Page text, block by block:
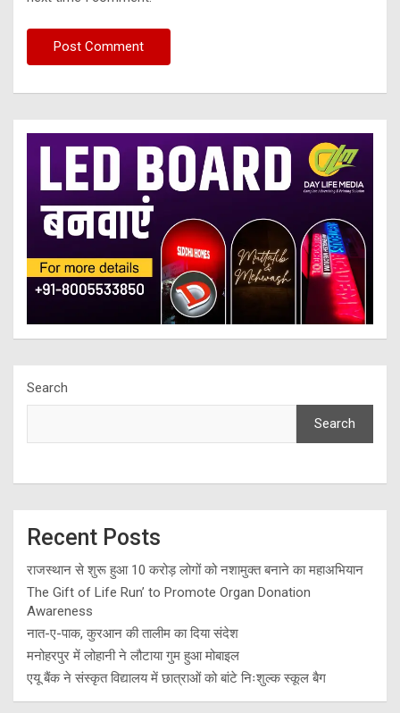
Search
Search
Recent Posts
राजस्थान से शुरू हुआ 10 करोड़ लोगों को नशामुक्त बनाने का महाअभियान
The Gift of Life Run’ to Promote Organ Donation
Awareness
नात-ए-पाक, कुरआन की तालीम का दिया संदेश
मनोहरपुर में लोहानी ने लौटाया गुम हुआ मोबाइल
एयू बैंक ने संस्कृत विद्यालय में छात्राओं को बांटे निःशुल्क स्कूल बैग